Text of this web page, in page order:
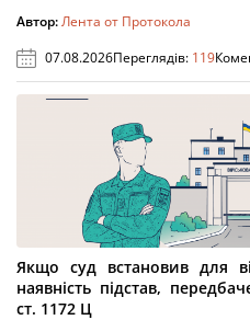
Автор:Лента от Протокола
07.08.2026Переглядів: 119
Якщо суд встановив для
наявність підстав,
ст. 1172 Ц